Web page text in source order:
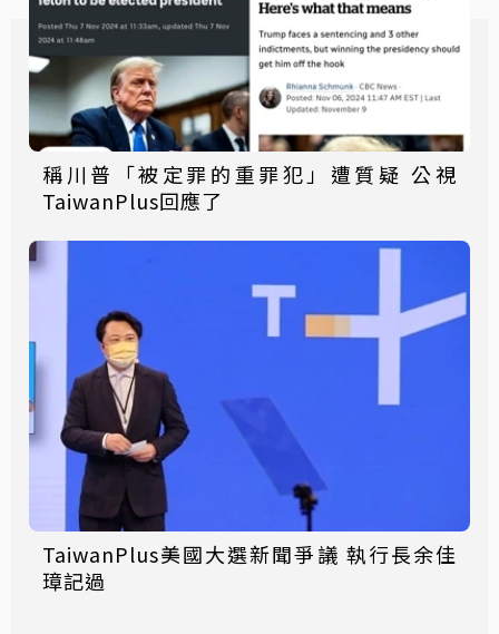
稱川普「被定罪的重罪犯」遭質疑 公視
TaiwanPlus回應了
TaiwanPlus美國大選新聞爭議 執行長余佳
璋記過